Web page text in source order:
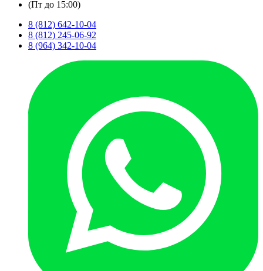
(Пт до 15:00)
8 (812) 642-10-04
8 (812) 245-06-92
8 (964) 342-10-04